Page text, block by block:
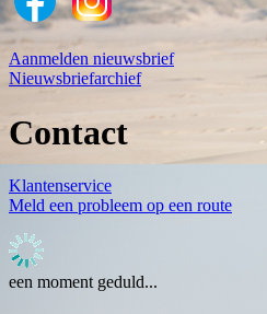
Aanmelden nieuwsbrief
Nieuwsbriefarchief
Contact
Klantenservice
Meld een probleem op een route
een moment geduld...